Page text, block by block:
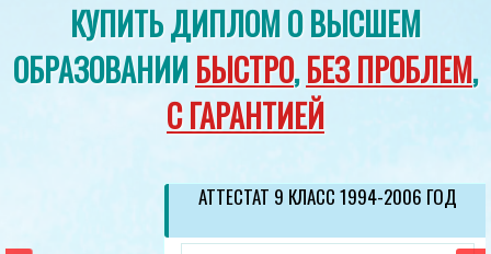
КУПИТЬ ДИПЛОМ О ВЫСШЕМ
ОБРАЗОВАНИИБЫСТРО,БЕЗ ПРОБЛЕМ,
С ГАРАНТИЕЙ
АТТЕСТАТ 9 КЛАСС 1994-2006 ГОД